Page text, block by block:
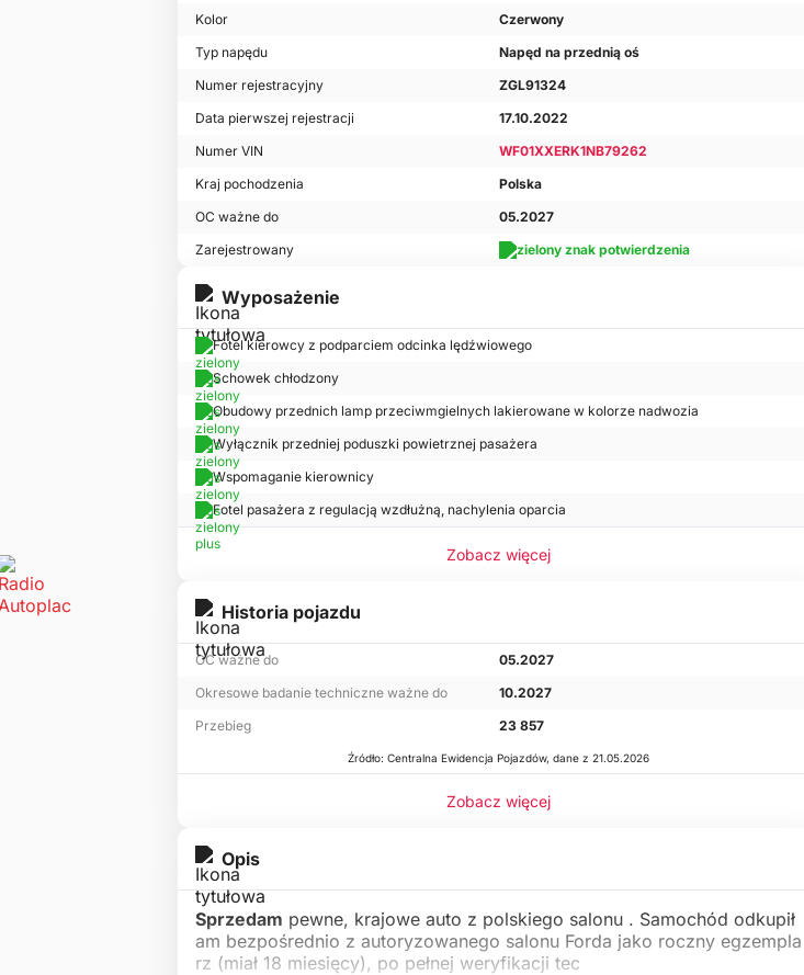
Kolor
Czerwony
Typ napędu
Napęd na przednią oś
Numer rejestracyjny
ZGL91324
Data pierwszej rejestracji
17.10.2022
Numer VIN
WF01XXERK1NB79262
Kraj pochodzenia
Polska
OC ważne do
05.2027
Zarejestrowany
Wyposażenie
Fotel kierowcy z podparciem odcinka lędźwiowego
Schowek chłodzony
Obudowy przednich lamp przeciwmgielnych lakierowane w kolorze nadwozia
Wyłącznik przedniej poduszki powietrznej pasażera
Wspomaganie kierownicy
Fotel pasażera z regulacją wzdłużną, nachylenia oparcia
Zobacz więcej
Historia pojazdu
OC ważne do
05.2027
Okresowe badanie techniczne ważne do
10.2027
Przebieg
23 857
Źródło: Centralna Ewidencja Pojazdów, dane z 21.05.2026
Zobacz więcej
Opis
Sprzedam pewne, krajowe auto z polskiego salonu . Samochód odkupił
am bezpośrednio z autoryzowanego salonu Forda jako roczny egzempla
rz (miał 18 miesięcy), po pełnej weryfikacji tec